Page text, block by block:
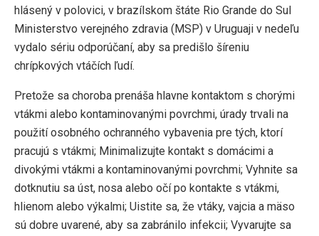
hlásený v polovici, v brazílskom štáte Rio Grande do Sul
Ministerstvo verejného zdravia (MSP) v Uruguaji v nedeľu
vydalo sériu odporúčaní, aby sa predišlo šíreniu
chrípkových vtáčích ľudí.
Pretože sa choroba prenáša hlavne kontaktom s chorými
vtákmi alebo kontaminovanými povrchmi, úrady trvali na
použití osobného ochranného vybavenia pre tých, ktorí
pracujú s vtákmi; Minimalizujte kontakt s domácimi a
divokými vtákmi a kontaminovanými povrchmi; Vyhnite sa
dotknutiu sa úst, nosa alebo očí po kontakte s vtákmi,
hlienom alebo výkalmi; Uistite sa, že vtáky, vajcia a mäso
sú dobre uvarené, aby sa zabránilo infekcii; Vyvarujte sa